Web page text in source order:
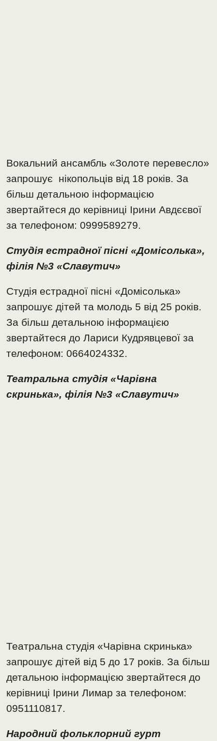
Вокальний ансамбль «Золоте перевесло»
запрошує нікопольців від 18 років. За
більш детальною інформацією
звертайтеся до керівниці Ірини Авдєєвої
за телефоном: 0999589279.
Студія естрадної пісні «Домісолька»,
філія №3 «Славутич»
Студія естрадної пісні «Домісолька»
запрошує дітей та молодь 5 від 25 років.
За більш детальною інформацією
звертайтеся до Лариси Кудрявцевої за
телефоном: 0664024332.
Театральна студія «Чарівна
скринька», філія №3 «Славутич»
Театральна студія «Чарівна скринька»
запрошує дітей від 5 до 17 років. За більш
детальною інформацією звертайтеся до
керівниці Ірини Лимар за телефоном:
0951110817.
Народний фольклорний гурт